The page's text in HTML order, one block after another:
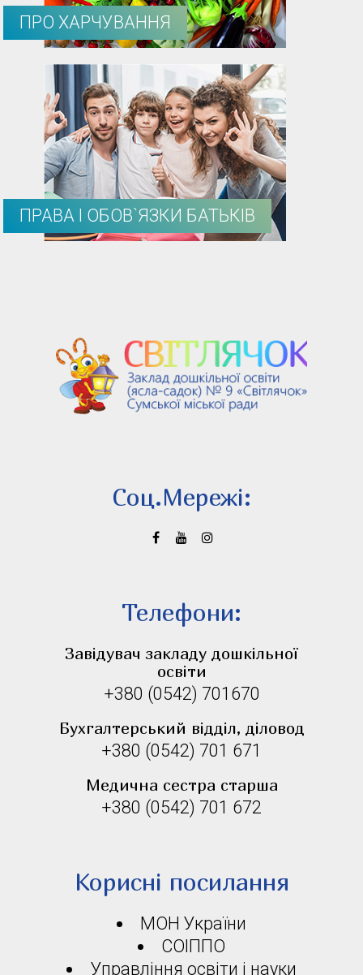
ПРО ХАРЧУВАННЯ
ПРАВА І ОБОВ`ЯЗКИ БАТЬКІВ
Соц.Мережi:
Телефони:
Завідувач закладу дошкільної
освіти
+380 (0542) 701670
Бухгалтерський відділ, діловод
+380 (0542) 701 671
Медична сестра старша
+380 (0542) 701 672
Корисні посилання
МОН України
СОІППО
Управління освіти і науки